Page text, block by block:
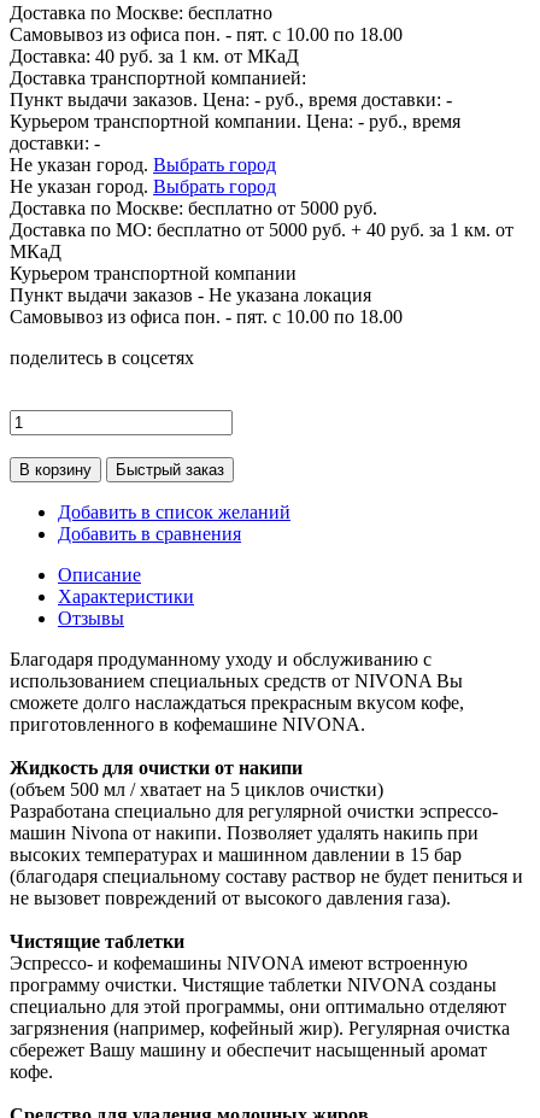
Доставка по Москве: бесплатно
Самовывоз из офиса пон. - пят. с 10.00 по 18.00
Доставка: 40 руб. за 1 км. от МКаД
Доставка транспортной компанией:
Пункт выдачи заказов. Цена: - руб., время доставки: -
Курьером транспортной компании. Цена: - руб., время
доставки: -
Не указан город. Выбрать город
Не указан город. Выбрать город
Доставка по Москве: бесплатно от 5000 руб.
Доставка по МО: бесплатно от 5000 руб. + 40 руб. за 1 км. от
МКаД
Курьером транспортной компании
Пункт выдачи заказов - Не указана локация
Самовывоз из офиса пон. - пят. с 10.00 по 18.00
поделитесь в соцсетях
В корзину Быстрый заказ
Добавить в список желаний
Добавить в сравнения
Описание
Характеристики
Отзывы
Благодаря продуманному уходу и обслуживанию с
использованием специальных средств от NIVONA Вы
сможете долго наслаждаться прекрасным вкусом кофе,
приготовленного в кофемашине NIVONA.
Жидкость для очистки от накипи
(объем 500 мл / хватает на 5 циклов очистки)
Разработана специально для регулярной очистки эспрессо-
машин Nivona от накипи. Позволяет удалять накипь при
высоких температурах и машинном давлении в 15 бар
(благодаря специальному составу раствор не будет пениться и
не вызовет повреждений от высокого давления газа).
Чистящие таблетки
Эспрессо- и кофемашины NIVONA имеют встроенную
программу очистки. Чистящие таблетки NIVONA созданы
специально для этой программы, они оптимально отделяют
загрязнения (например, кофейный жир). Регулярная очистка
сбережет Вашу машину и обеспечит насыщенный аромат
кофе.